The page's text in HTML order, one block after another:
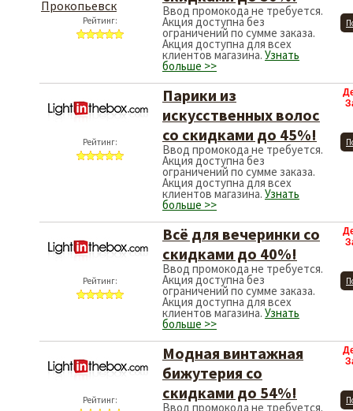
Рейтинг:
Ввод промокода не требуется.
Акция доступна без
ограничений по сумме заказа.
Акция доступна для всех
клиентов магазина. Узнать
больше >>
Рейтинг:
Парики из
искусственных волос
со скидками до 45%!
Ввод промокода не требуется.
Акция доступна без
ограничений по сумме заказа.
Акция доступна для всех
клиентов магазина. Узнать
больше >>
Рейтинг:
Всё для вечеринки со
скидками до 40%!
Ввод промокода не требуется.
Акция доступна без
ограничений по сумме заказа.
Акция доступна для всех
клиентов магазина. Узнать
больше >>
Рейтинг:
Модная винтажная
бижутерия со
скидками до 54%!
Ввод промокода не требуется.